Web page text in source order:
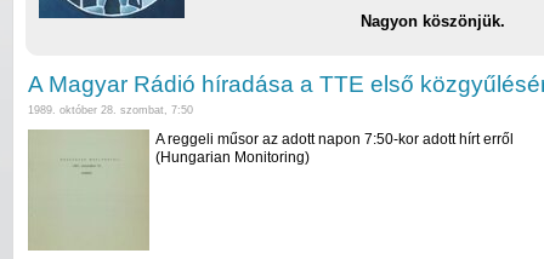
Nagyon köszönjük.
A Magyar Rádió híradása a TTE első
1989. október 28. szombat, 7:50
A reggeli műsor az adott napon 7:50-kor adott hírt erről
(Hungarian Monitoring)